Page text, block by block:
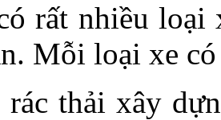
rất nhiều loại
Mỗi loại xe
rác thải xây